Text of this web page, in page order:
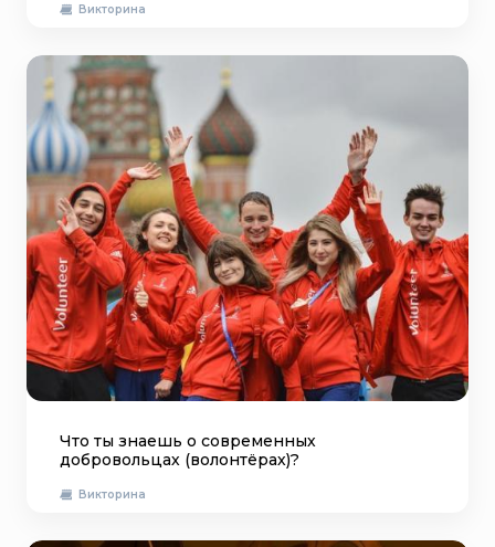
Викторина
Что ты знаешь о современных
добровольцах (волонтёрах)?
Викторина